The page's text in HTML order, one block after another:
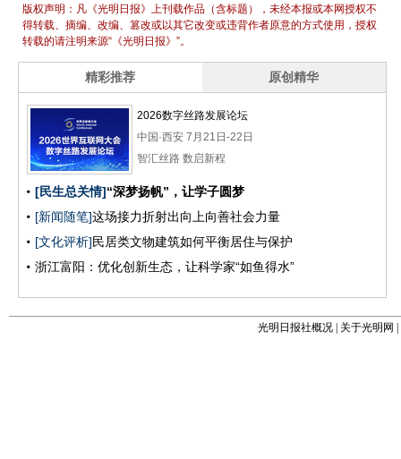
光明日报社概况 关于光明网